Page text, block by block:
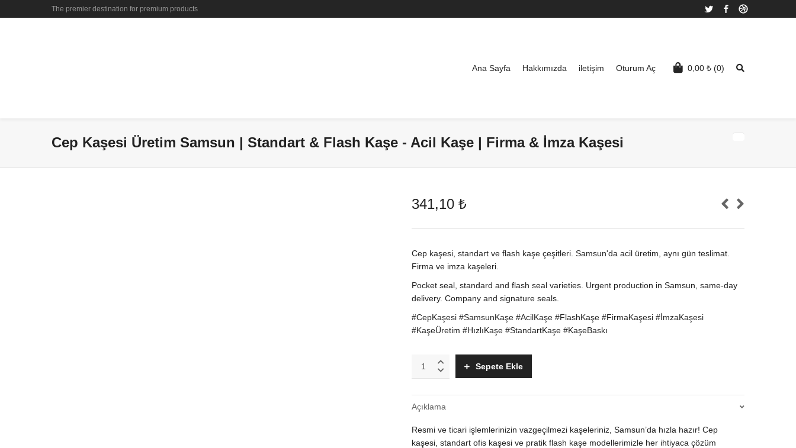
The premier destination for premium products Twitter Facebook
0,00 ₺ (0)
Ana Sayfa Hakkımızda iletişim Oturum Aç
Cep Kaşesi Üretim Samsun | Standart & Flash Kaşe - Acil Kaşe | Firma & İmza Kaşesi
341,10₺
Cep kaşesi, standart ve flash kaşe çeşitleri. Samsun'da acil üretim, aynı gün teslimat.
Firma ve imza kaşeleri.
Pocket seal, standard and flash seal varieties. Urgent production in Samsun, same-day
delivery. Company and signature seals.
#CepKaşesi #SamsunKaşe #AcilKaşe #FlashKaşe #FirmaKaşesi #İmzaKaşesi
#KaşeÜretim #HızlıKaşe #StandartKaşe #KaşeBaskı
Kaşesi
Samsun
|
&
Flash
Sepete Ekle
Açıklama
Resmi ve ticari işlemlerinizin vazgeçilmezi kaşeleriniz, Samsun’da hızla hazır! Cep
kaşesi, standart ofis kaşesi ve pratik flash kaşe modellerimizle her ihtiyaca çözüm